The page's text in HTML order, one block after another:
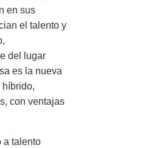
en sus
el talento y
del lugar
es la nueva
híbrido,
con ventajas
a talento